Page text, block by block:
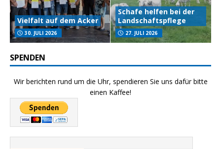
Vielfalt auf dem Acker
30. JULI 2026
Schafe helfen bei der
Landschaftspflege
27. JULI 2026
SPENDEN
Wir berichten rund um die Uhr, spendieren Sie uns dafür bitte
einen Kaffee!